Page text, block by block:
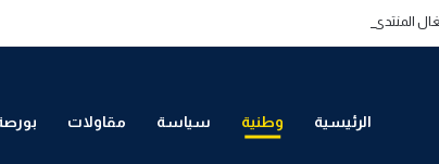
المنتدى المغربي الخليجي حول التمكين الاقتصادي والاجتماعي للشباب بالدار
الرئيسية وطنية سياسة مقاولات